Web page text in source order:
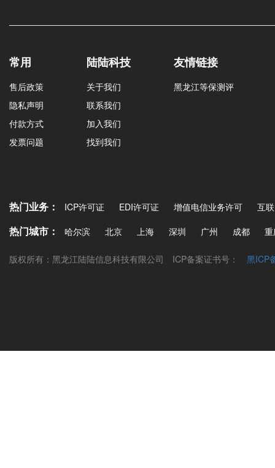
常用
售后政策
隐私声明
付款方式
发票问题
陆陆科技
关于我们
联系我们
加入我们
找到我们
友情链接
黑龙江等保测评
热门业务： ICP许可证 EDI许可证 增值电信业务许可 互
热门城市： 哈尔滨 北京 上海 深圳 广州 成都
版权所有：黑龙江陆陆信息科技有限公司 ICP备案证书号： 黑ICP